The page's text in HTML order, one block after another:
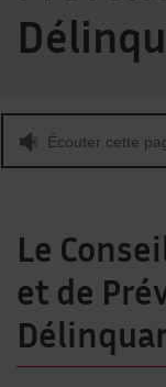
Écouter cette
Le
et de